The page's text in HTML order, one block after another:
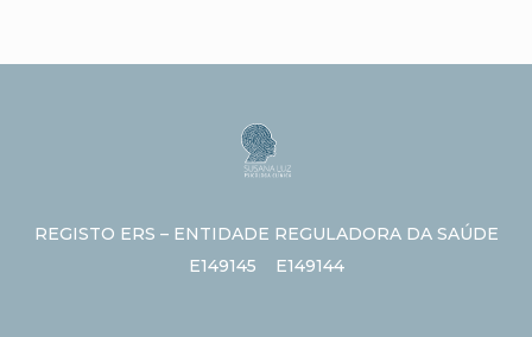
REGISTO ERS – ENTIDADE REGULADORA DA SAÚDE
E149145 E149144